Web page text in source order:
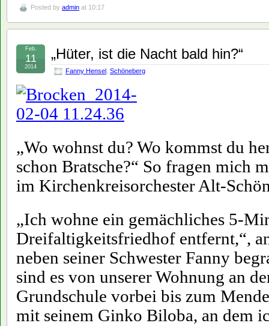
Posted by admin at 10:17
„Hüter, ist die Nacht bald hin?“
Fanny Hensel Schöneberg
Feb.
11
2014
„Wo wohnst du? Wo kommst du
schon Bratsche?“ So fragen mich
im Kirchenkreisorchester Alt-
„Ich wohne ein gemächliches 5-
Dreifaltigkeitsfriedhof entfernt,“,
neben seiner Schwester Fanny
sind es von unserer Wohnung an
Grundschule vorbei bis zum
mit seinem Ginko Biloba, an dem